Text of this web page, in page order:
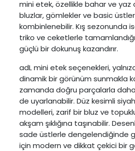
mini etek, özellikle bahar ve yaz
bluzlar, gömlekler ve basic
kombinlenebilir. Kış sezonunda
triko ve ceketlerle
güçlü bir dokunuş kazandırır.
adL mini etek seçenekleri,
dinamik bir görünüm sunmakla
zamanda doğru parçalarla
de uyarlanabilir. Düz kesimli
modelleri, zarif bir bluz ve
akşam şıklığına taşınabilir.
sade üstlerle dengelendiğinde
için modern ve dikkat çekici bir